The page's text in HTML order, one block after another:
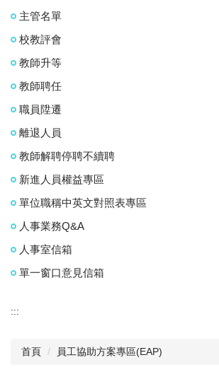
主管名單
校教評會
教師升等
教師聘任
職員陞遷
離退人員
教師解聘停聘不續聘
新進人員權益專區
單位職稱中英文對照表專區
人事業務Q&A
人事室信箱
單一窗口意見信箱
:::
首頁 員工協助方案專區(EAP)